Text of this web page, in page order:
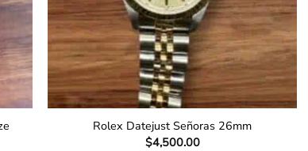
Rolex Datejust Señoras 26mm
$4,500.00